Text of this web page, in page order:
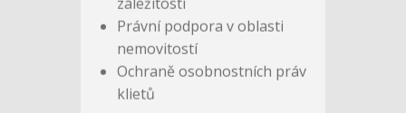
majetkových práv a
povinností
Pomoc při uzavírání a
vyřizování smluv
Řešení dědických sporů a